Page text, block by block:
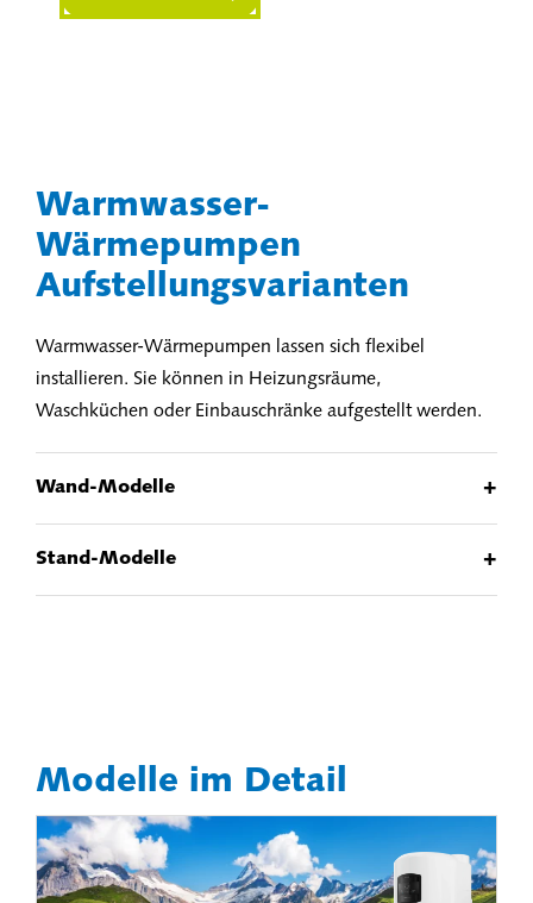
Warmwasser-
Wärmepumpen
Aufstellungsvarianten
Warmwasser-Wärmepumpen lassen sich flexibel
installieren. Sie können in Heizungsräume,
Waschküchen oder Einbauschränke aufgestellt werden.
Wand-Modelle +
Stand-Modelle +
Modelle im Detail